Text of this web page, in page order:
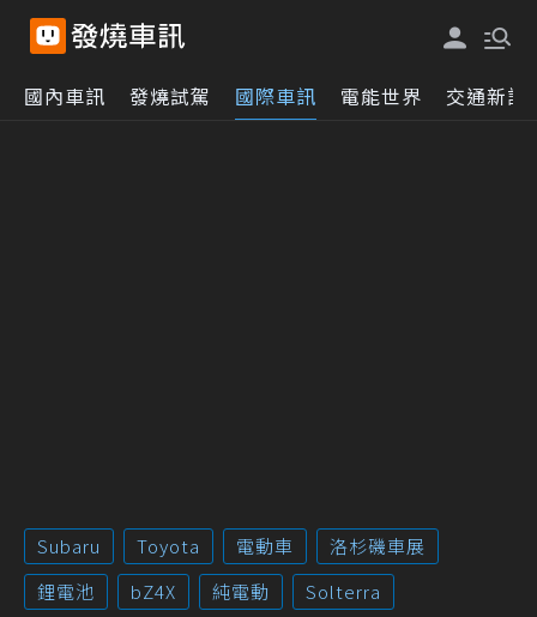
國內車訊 發燒試駕 國際車訊 電能世界 交通新訊
Subaru Toyota 電動車
洛杉磯車展
鋰電池
bZ4X 純電動 Solterra